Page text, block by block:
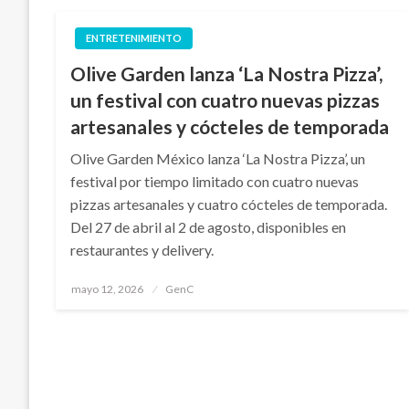
ENTRETENIMIENTO
Olive Garden lanza ‘La Nostra Pizza’,
un festival con cuatro nuevas pizzas
artesanales y cócteles de temporada
Olive Garden México lanza ‘La Nostra Pizza’, un
festival por tiempo limitado con cuatro nuevas
pizzas artesanales y cuatro cócteles de temporada.
Del 27 de abril al 2 de agosto, disponibles en
restaurantes y delivery.
Publicado
mayo 12, 2026 GenC